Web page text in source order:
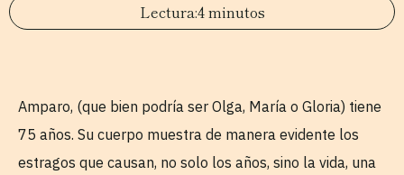
4 minutos
Amparo, (que bien podría ser Olga, María o Gloria) tiene
75 años. Su cuerpo muestra de manera evidente los
estragos que causan, no solo los años, sino la vida, una